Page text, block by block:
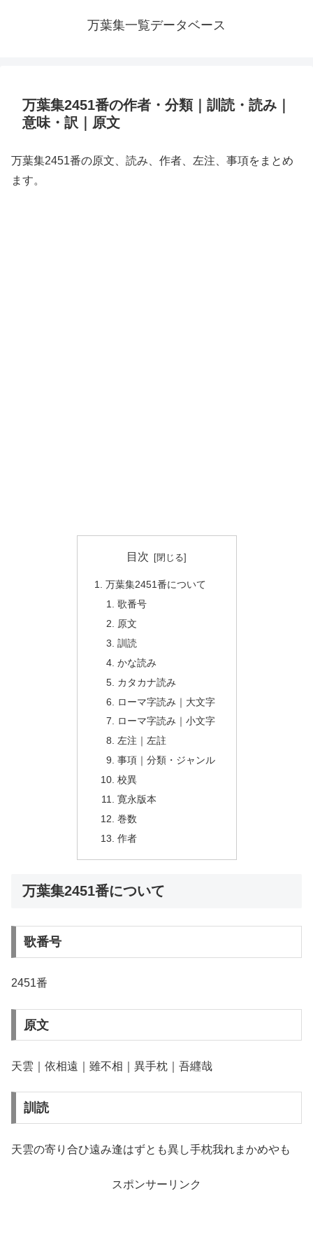
万葉集一覧データベース
万葉集2451番の作者・分類｜訓読・読み｜
意味・訳｜原文
万葉集2451番の原文、読み、作者、左注、事項をまとめ
ます。
目次
万葉集2451番について
歌番号
原文
訓読
かな読み
カタカナ読み
ローマ字読み｜大文字
ローマ字読み｜小文字
左注｜左註
事項｜分類・ジャンル
校異
寛永版本
巻数
作者
万葉集2451番について
歌番号
2451番
原文
天雲｜依相遠｜雖不相｜異手枕｜吾纒哉
訓読
天雲の寄り合ひ遠み逢はずとも異し手枕我れまかめやも
スポンサーリンク